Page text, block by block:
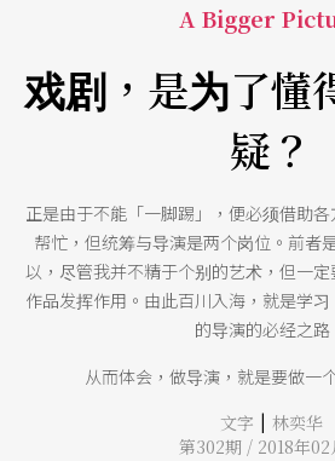
A Bigger
戏剧，是为了懂
疑？
正是由于不能「一脚踢」，便必须借助
帮忙，但统筹与导演是两个岗位。前者
以，尽管我并不精于个别的艺术，但一
作品发挥作用。由此百川入海，就是学
的导演的必经之路
从而体会，做导演，就是要做一
文字 | 林奕华
第302期 / 2018年02